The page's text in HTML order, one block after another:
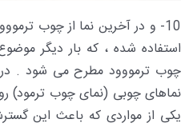
10- و در آخرین نما از چوب
استفاده شده ، که بار دیگر
چوب ترمووود مطرح می شود . در
نماهای چوبی (نمای چوب ترمود)
یکی از مواردی که باعث این